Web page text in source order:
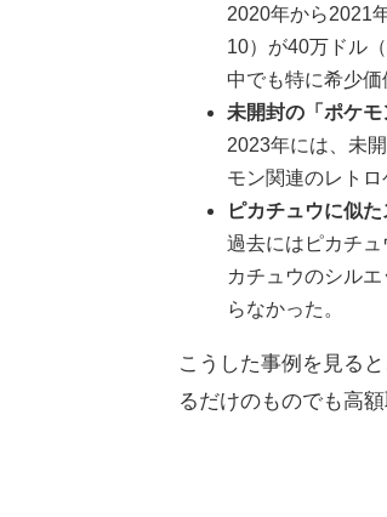
2020年から2021
10）が40万ドル
中でも特に希少
未開封の「ポケ
2023年には、未
モン関連のレトロ
ピカチュウに似
過去にはピカチ
カチュウのシル
らなかった。
こうした事例を見る
るだけのものでも高